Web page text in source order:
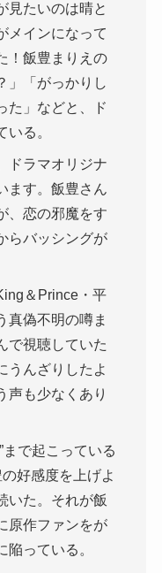
見たいのは晴と
メインになって
！飯豊まりえの
」「がっかりし
た」などと、ド
る。
ドラマオリジナ
ます。飯豊さん
、恋の邪魔をす
らバッシングが
＆Prince・平
真偽不明の噂ま
で視聴していた
うんざりしたよ
声も少なくあり
まで起こっている
好感度を上げよ
いた。それが飯
原作ファンをが
陥っている。